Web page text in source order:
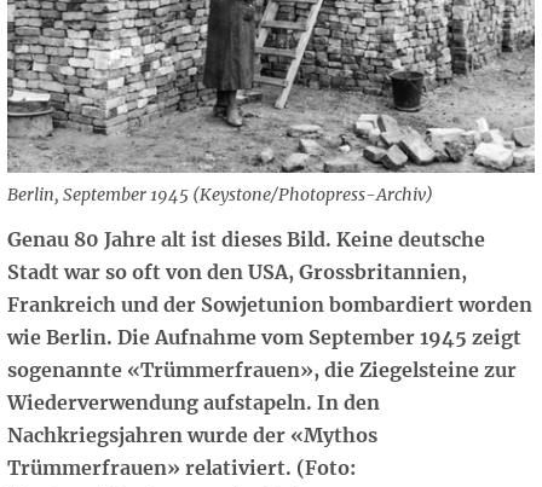
Berlin, September 1945 (Keystone/Photopress-Archiv)
Genau 80 Jahre alt ist dieses Bild. Keine deutsche
Stadt war so oft von den USA, Grossbritannien,
Frankreich und der Sowjetunion bombardiert worden
wie Berlin. Die Aufnahme vom September 1945 zeigt
sogenannte «Trümmerfrauen», die Ziegelsteine zur
Wiederverwendung aufstapeln. In den
Nachkriegsjahren wurde der «Mythos
Trümmerfrauen» relativiert. (Foto: